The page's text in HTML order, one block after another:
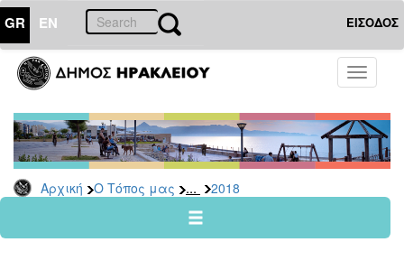
GR EN ΕΙΣΟΔΟΣ
Toggle
Αρχική Ο Τόπος μας ... 2018
ΤΟΠΟΣ
ΜΑΣ
Ανακοινώσεις
Αρχείο
2026
2024